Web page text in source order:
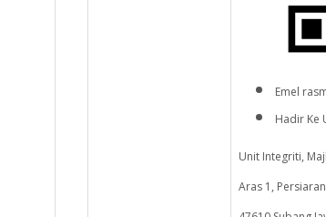
Emel
Hadir Ke
Unit Integriti,
Aras 1,